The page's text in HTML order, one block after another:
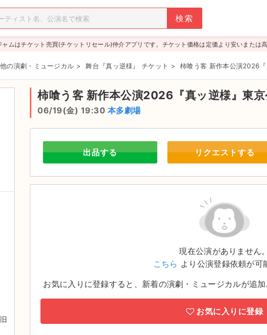
ャムはチケット売買(チケットリセール)仲介アプリです。チケット価格は定価より安いまたは
の演劇・ミュージカル > 舞台『真ッ逆様』 チケット > 柿喰う客 新作本公演2026
柿喰う客 新作本公演2026『真ッ逆様』東
06/19(金) 19:30 本多劇場
出品する リクエストする
現在公演がありません。
こちら より公演登録依頼が可
お気に入りに登録すると、新着の演劇・ミュージカルが追
お気に入りに登録